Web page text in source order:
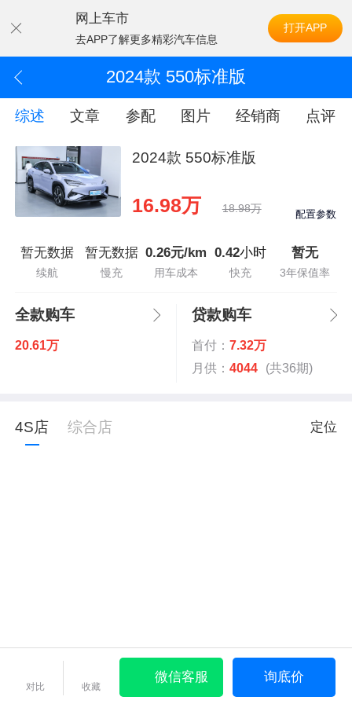
网上车市
去APP了解更多精彩汽车信息
打开APP
2024款 550标准版
综述 文章 参配 图片 经销商 点评
2024款 550标准版
16.98万 18.98万 配置参数
暂无数据
续航
暂无数据
慢充
0.26元/km
用车成本
0.42小时
快充
暂无
3年保值率
全款购车
20.61万
贷款购车
首付： 7.32万
月供： 4044 (共36期)
4S店 综合店 定位
对比 收藏
微信客服 询底价